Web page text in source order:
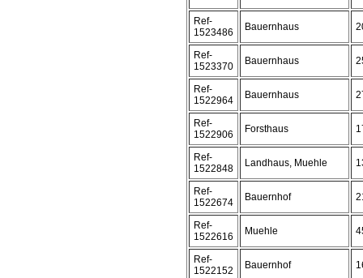
Ref-
1523486
Bauernhaus
Ref-
1523370
Bauernhaus
Ref-
1522964
Bauernhaus
Ref-
1522906
Forsthaus
Ref-
1522848
Landhaus, Muehle
Ref-
1522674
Bauernhof
Ref-
1522616
Muehle
Ref-
1522152
Bauernhof